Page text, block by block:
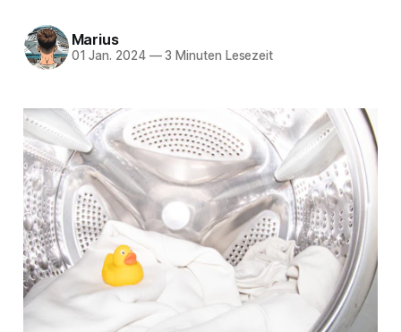
Marius
01 Jan. 2024 —3 Minuten Lesezeit